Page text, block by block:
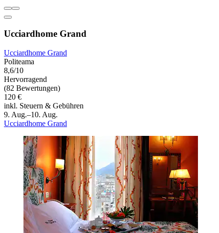
Ucciardhome Grand
Ucciardhome Grand
Politeama
8,6/10
Hervorragend
(82 Bewertungen)
120 €
inkl. Steuern & Gebühren
9. Aug.–10. Aug.
Ucciardhome Grand